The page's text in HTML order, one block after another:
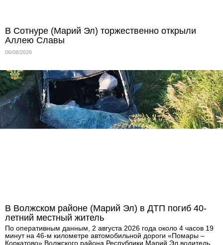
В Сотнуре (Марий Эл) торжественно открыли
Аллею Славы
06/08/2026
В Волжском районе (Марий Эл) в ДТП погиб 40-
летний местный житель
По оперативным данным, 2 августа 2026 года около 4 часов 19
минут на 46-м километре автомобильной дороги «Помары –
Коркатово» Волжского района Республики Марий Эл водитель